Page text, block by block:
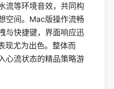
流等环境音效，共同构
空间。Mac版操作流畅
与快捷键，界面响应迅
现尤为出色。整体而
心流状态的精品策略游